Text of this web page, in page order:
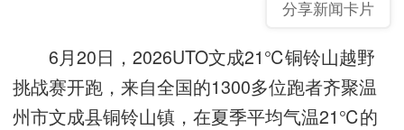
分享新闻卡片
6月20日，2026UTO文成21℃铜铃山越野
挑战赛开跑，来自全国的1300多位跑者齐聚温
州市文成县铜铃山镇，在夏季平均气温21℃的